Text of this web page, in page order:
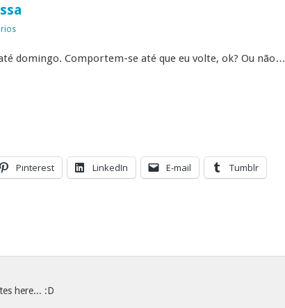
domingo. Comportem-se até que eu volte, ok? Ou não…
Pinterest LinkedIn E-mail Tumblr
here... :D